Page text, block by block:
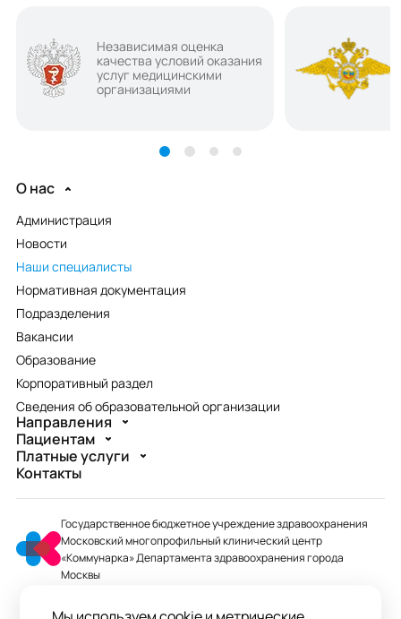
Независимая оценка
качества условий оказания
услуг медицинскими
организациями
О нас
Администрация
Новости
Наши специалисты
Нормативная документация
Подразделения
Вакансии
Образование
Корпоративный раздел
Сведения об образовательной организации
Направления
Пациентам
Платные услуги
Контакты
Государственное бюджетное учреждение здравоохранения
Московский многопрофильный клинический центр
«Коммунарка» Департамента здравоохранения города
Москвы